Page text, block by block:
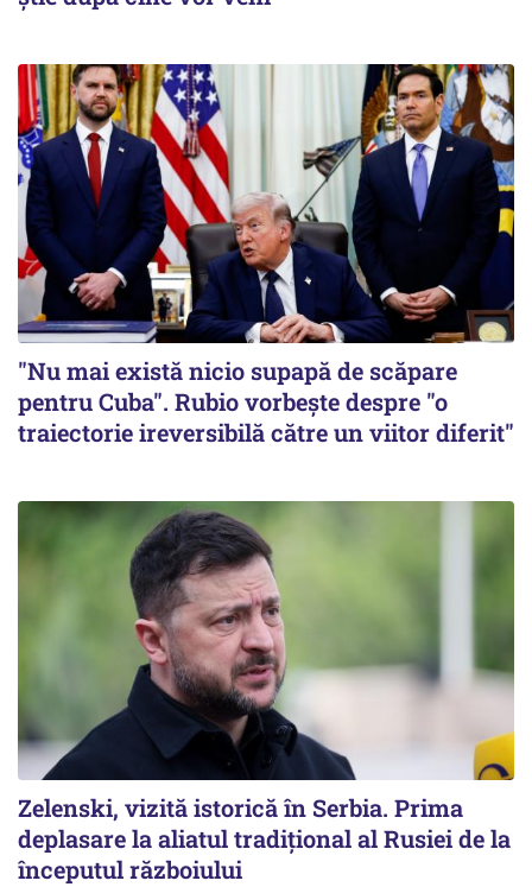
"Nu mai există nicio supapă de scăpare
pentru Cuba". Rubio vorbește despre "o
traiectorie ireversibilă către un viitor diferit"
Zelenski, vizită istorică în Serbia. Prima
deplasare la aliatul tradițional al Rusiei de la
începutul războiului